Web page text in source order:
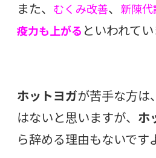
また、 むくみ改善、 新陳代
疫力も上がる といわれてい
ホットヨガが苦手な方は
はないと思いますが、 ホ
ら辞める理由もないです